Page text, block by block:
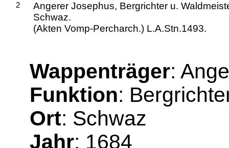
2
Angerer Josephus, Bergrichter u.
Schwaz.
(Akten Vomp-Percharch.) L.A.Stn.1493.
Wappenträger:
Funktion:
Ort: Schwaz
Jahr: 1684